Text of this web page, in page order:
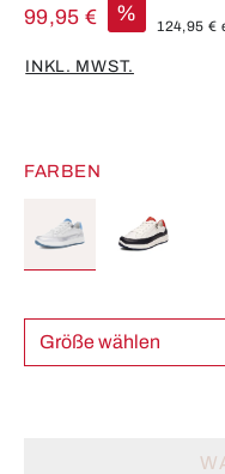
99,95 € %
124,95 €
INKL. MWST.
FARBEN
Größe wählen